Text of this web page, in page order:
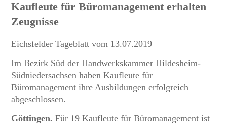
Kaufleute für Büromanagement erhalten
Zeugnisse
Eichsfelder Tageblatt vom 13.07.2019
Im Bezirk Süd der Handwerkskammer Hildesheim-
Südniedersachsen haben Kaufleute für
Büromanagement ihre Ausbildungen erfolgreich
abgeschlossen.
Göttingen. Für 19 Kaufleute für Büromanagement ist